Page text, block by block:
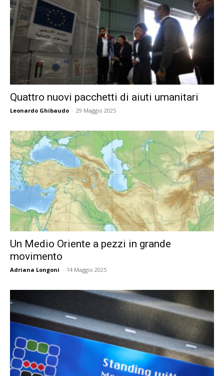
Quattro nuovi pacchetti di aiuti umanitari
Leonardo Ghibaudo - 29 Maggio 2025
Un Medio Oriente a pezzi in grande
movimento
Adriana Longoni - 14 Maggio 2025